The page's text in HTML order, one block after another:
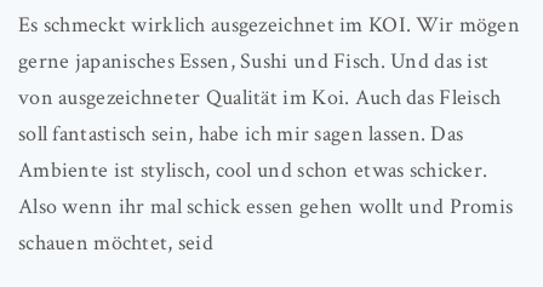
Es schmeckt wirklich ausgezeichnet im KOI. Wir mögen
gerne japanisches Essen, Sushi und Fisch. Und das ist
von ausgezeichneter Qualität im Koi. Auch das Fleisch
soll fantastisch sein, habe ich mir sagen lassen. Das
Ambiente ist stylisch, cool und schon etwas schicker.
Also wenn ihr mal schick essen gehen wollt und Promis
schauen möchtet, seid